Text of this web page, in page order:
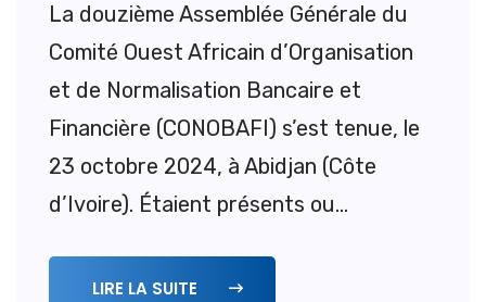
La douzième Assemblée Générale du
Comité Ouest Africain d’Organisation
et de Normalisation Bancaire et
Financière (CONOBAFI) s’est tenue, le
23 octobre 2024, à Abidjan (Côte
d’Ivoire). Étaient présents ou...
LIRE LA SUITE